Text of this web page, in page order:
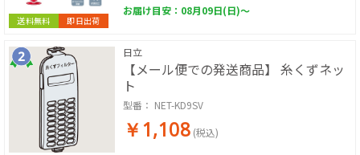
送料無料 即日出荷
お届け目安：08月09日(日)～
日立
【メール便での発送商品】 糸くずネッ
ト
型番： NET-KD9SV
￥1,108 (税込)